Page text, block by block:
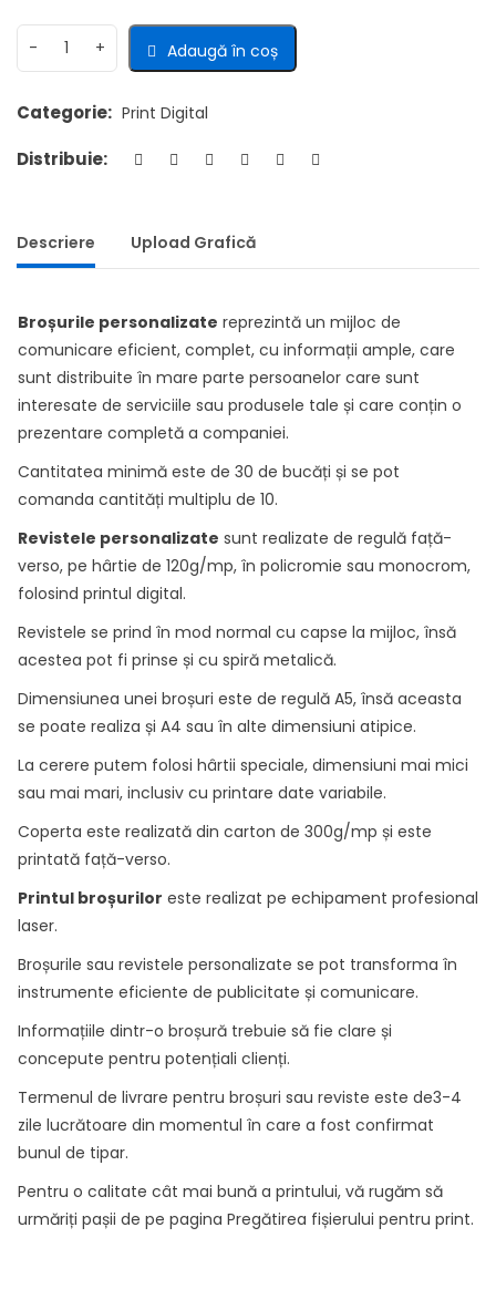
Adaugă în coș
Categorie: Print Digital
Distribuie:
Descriere Upload Grafică
Broșurile personalizate reprezintă un mijloc de
comunicare eficient, complet, cu informații ample, care
sunt distribuite în mare parte persoanelor care sunt
interesate de serviciile sau produsele tale și care conțin o
prezentare completă a companiei.
Cantitatea minimă este de 30 de bucăți și se pot
comanda cantități multiplu de 10.
Revistele personalizate sunt realizate de regulă față-
verso, pe hârtie de 120g/mp, în policromie sau monocrom,
folosind printul digital.
Revistele se prind în mod normal cu capse la mijloc, însă
acestea pot fi prinse și cu spiră metalică.
Dimensiunea unei broșuri este de regulă A5, însă aceasta
se poate realiza și A4 sau în alte dimensiuni atipice.
La cerere putem folosi hârtii speciale, dimensiuni mai mici
sau mai mari, inclusiv cu printare date variabile.
Coperta este realizată din carton de 300g/mp și este
printată față-verso.
Printul broșurilor este realizat pe echipament profesional
laser.
Broșurile sau revistele personalizate se pot transforma în
instrumente eficiente de publicitate și comunicare.
Informațiile dintr-o broșură trebuie să fie clare și
concepute pentru potențiali clienți.
Termenul de livrare pentru broșuri sau reviste este de3-4
zile lucrătoare din momentul în care a fost confirmat
bunul de tipar.
Pentru o calitate cât mai bună a printului, vă rugăm să
urmăriți pașii de pe pagina Pregătirea fișierului pentru print.